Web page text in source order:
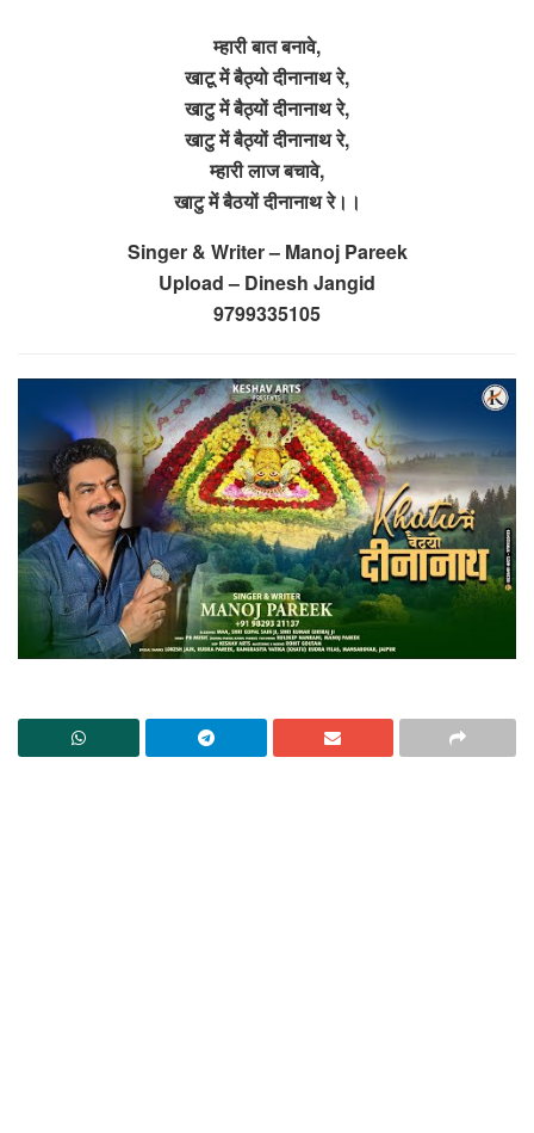
म्हारी बात बनावे,
खाटू में बैठ्यो दीनानाथ रे,
खाटु में बैठ्यों दीनानाथ रे,
खाटु में बैठ्यों दीनानाथ रे,
म्हारी लाज बचावे,
खाटु में बैठयों दीनानाथ रे।।
Singer & Writer – Manoj Pareek
Upload – Dinesh Jangid
9799335105